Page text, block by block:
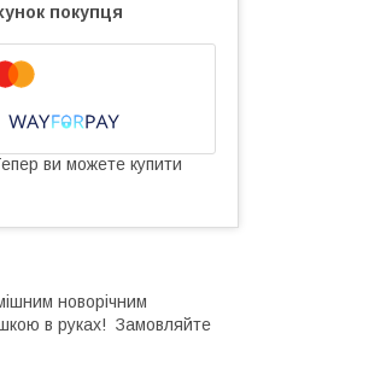
покупця
ви можете купити
новорічним
в руках! Замовляйте